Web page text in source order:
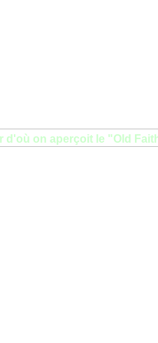
d'où on aperçoit le "Old